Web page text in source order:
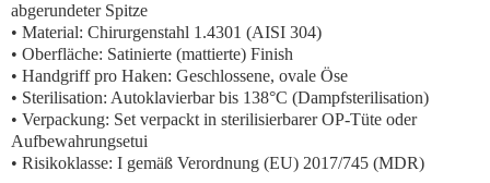
abgerundeter Spitze
• Material: Chirurgenstahl 1.4301 (AISI 304)
• Oberfläche: Satinierte (mattierte) Finish
• Handgriff pro Haken: Geschlossene, ovale Öse
• Sterilisation: Autoklavierbar bis 138°C (Dampfsterilisation)
• Verpackung: Set verpackt in sterilisierbarer OP-Tüte oder
Aufbewahrungsetui
• Risikoklasse: I gemäß Verordnung (EU) 2017/745 (MDR)